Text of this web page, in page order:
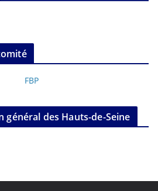
général des Hauts-de-Seine